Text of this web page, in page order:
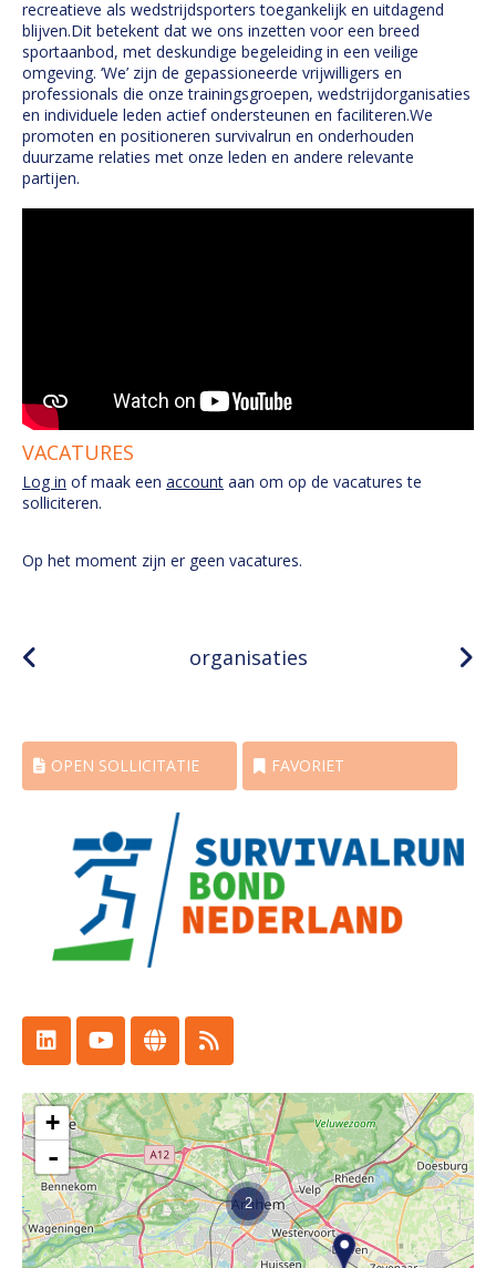
recreatieve als wedstrijdsporters toegankelijk en uitdagend
blijven.Dit betekent dat we ons inzetten voor een breed
sportaanbod, met deskundige begeleiding in een veilige
omgeving. ‘We’ zijn de gepassioneerde vrijwilligers en
professionals die onze trainingsgroepen, wedstrijdorganisaties
en individuele leden actief ondersteunen en faciliteren.We
promoten en positioneren survivalrun en onderhouden
duurzame relaties met onze leden en andere relevante
partijen.
VACATURES
Log in of maak een account aan om op de vacatures te
solliciteren.
Op het moment zijn er geen vacatures.
organisaties
OPEN SOLLICITATIE FAVORIET
2
+
-